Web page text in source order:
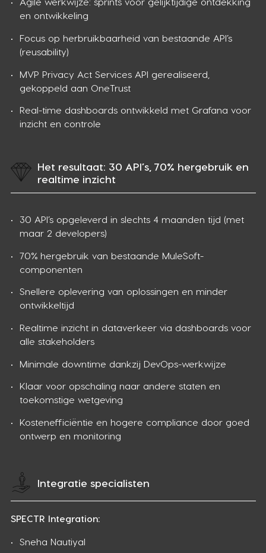
en ontwikkeling
Focus op herbruikbaarheid van bestaande API’s
(reusability)
MVP Privacy Act Services API gerealiseerd,
gekoppeld aan OneTrust
Real-time dashboards ontwikkeld met Grafana voor
inzicht en controle
Het resultaat: 30 API’s, 70% hergebruik en
realtime inzicht
30 API’s opgeleverd in slechts 4 maanden tijd (met
maar 2 developers)
70% hergebruik van bestaande MuleSoft-
componenten
Snellere oplevering van oplossingen en minder
ontwikkeltijd
Realtime inzicht in dataverkeer via dashboards voor
alle stakeholders
Minimale downtime dankzij DevOps-werkwijze
Klaar voor opschaling naar andere staten en
toekomstige wetgeving
Kostenefficiëntie en hogere compliance door goed
ontwerp en monitoring
Integratie specialisten
SPECTR Integration:
Sneha Nautiyal